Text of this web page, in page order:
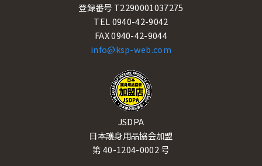
登録番号 T2290001037275
TEL 0940-42-9042
FAX 0940-42-9044
info@ksp-web.com
JSDPA
日本護身用品協会加盟
第 40-1204-0002 号